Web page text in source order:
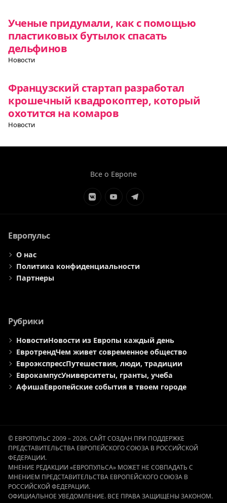
Ученые придумали, как с помощью
пластиковых бутылок спасать
дельфинов
Новости
Французский стартап разработал
крошечный квадрокоптер, который
охотится на комаров
Новости
Все о Европе
ЭлементЭлементЭлемент
Европульс
О нас
Политика конфиденциальности
Партнеры
Рубрики
НовостиНовости из Европы каждый день
ЕвротрендЧем живет современное общество
ЕвроэкспрессПутешествия, люди, традиции
ЕврокампусУниверситеты, гранты, учеба
АфишаЕвропейские события в твоем городе
© ЕВРОПУЛЬС 2009 – 2026. САЙТ СОЗДАН ПРИ ПОДДЕРЖКЕ
ПРЕДСТАВИТЕЛЬСТВА ЕВРОПЕЙСКОГО СОЮЗА В РОССИЙСКОЙ
ФЕДЕРАЦИИ.
МНЕНИЕ РЕДАКЦИИ «ЕВРОПУЛЬСА» МОЖЕТ НЕ СОВПАДАТЬ С
МНЕНИЕМ ПРЕДСТАВИТЕЛЬСТВА ЕВРОПЕЙСКОГО СОЮЗА В
РОССИЙСКОЙ ФЕДЕРАЦИИ.
ОФИЦИАЛЬНОЕ УВЕДОМЛЕНИЕ. ВСЕ ПРАВА ЗАЩИЩЕНЫ ЗАКОНОМ.